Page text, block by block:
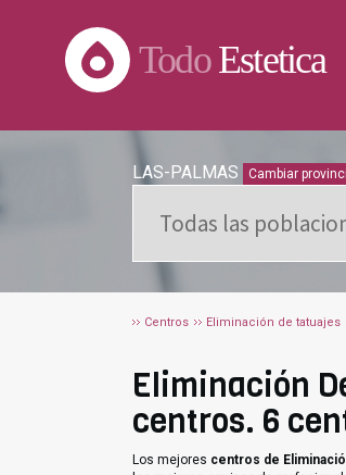
TodoEstetica
LAS-PALMAS Cambiar
Centros Eliminación de tatuajes
Eliminación
centros. 6
Los mejores centros de